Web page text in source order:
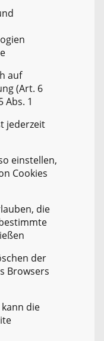
auf
(Art. 6
Abs. 1
jederzeit
einstellen,
Cookies
die
der
Browsers
die